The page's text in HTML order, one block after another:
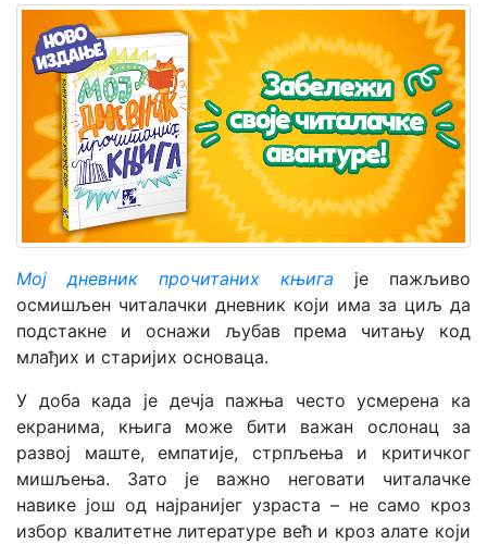
Latinica
Мој
налог
Мој дневник прочитаних књига је пажљиво
осмишљен читалачки дневник који има за циљ да
подстакне и оснажи љубав према читању код
млађих и старијих основаца.
У доба када је дечја пажња често усмерена ка
екранима, књига може бити важан ослонац за
развој маште, емпатије, стрпљења и критичког
мишљења. Зато је важно неговати читалачке
навике још од најранијег узраста – не само кроз
избор квалитетне литературе већ и кроз алате који